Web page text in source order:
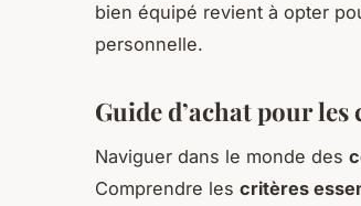
bien équipé revient à opter
personnelle.
Guide d’achat pour les
Naviguer dans le monde des
Comprendre les critères